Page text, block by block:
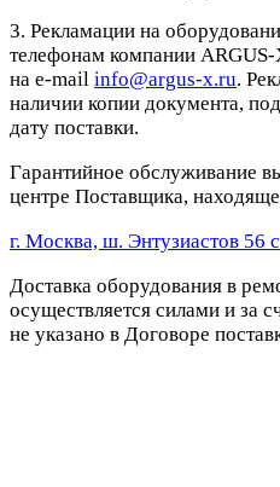
3. Рекламации на
телефонам компании
на e-mail info@argus-x.ru.
наличии копии документа,
дату поставки.
Гарантийное обслуживание
центре Поставщика,
г. Москва, ш. Энтузиастов 56
Доставка оборудования в
осуществляется силами и за
не указано в Договоре